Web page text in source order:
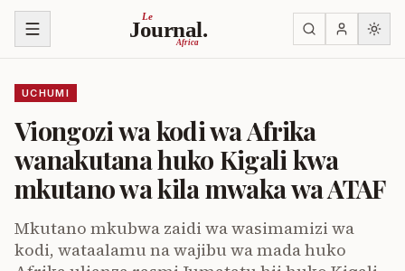
Ruka kwenye yaliyomo
Le
Journal.
Africa
UCHUMI
Viongozi wa kodi wa Afrika
wanakutana huko Kigali kwa
mkutano wa kila mwaka wa ATAF
Mkutano mkubwa zaidi wa wasimamizi wa
kodi, wataalamu na wajibu wa mada huko